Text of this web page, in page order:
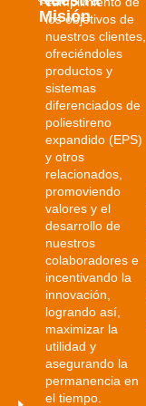
Misión
los objetivos de
nuestros clientes,
ofreciéndoles
productos y
sistemas
diferenciados de
poliestireno
expandido (EPS)
y otros
relacionados,
promoviendo
valores y el
desarrollo de
nuestros
colaboradores e
incentivando la
innovación,
logrando así,
maximizar la
utilidad y
asegurando la
permanencia en
el tiempo.